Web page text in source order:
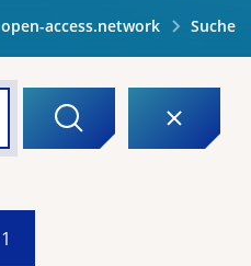
open-access.network Suche
1